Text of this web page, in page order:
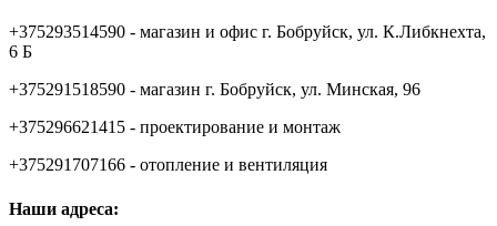
+375293514590 - магазин и офис г. Бобруйск, ул. К.Либкнехта,
6 Б
+375291518590 - магазин г. Бобруйск, ул. Минская, 96
+375296621415 - проектирование и монтаж
+375291707166 - отопление и вентиляция
Наши адреса: